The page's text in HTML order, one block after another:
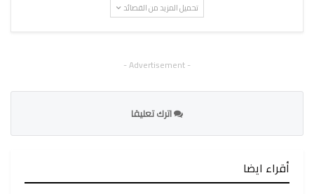
تحميل المزيد من القصائد
- Advertisement -
اترك تعليقا
أقراء ايضا